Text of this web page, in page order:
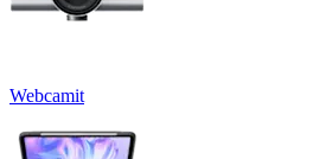
Webcamit